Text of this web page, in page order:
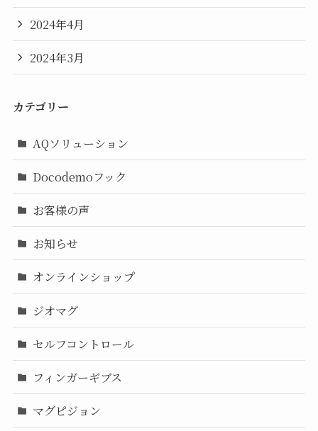
2024年4月
2024年3月
カテゴリー
AQソリューション
Docodemoフック
お客様の声
お知らせ
オンラインショップ
ジオマグ
セルフコントロール
フィンガーギブス
マグピジョン